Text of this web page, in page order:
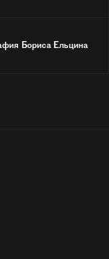
Бориса Ельцина